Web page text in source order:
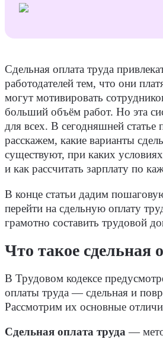
Сдельная оплата труда
работодателей тем, что они
могут мотивировать
больший объём работ. Но эта
для всех. В сегодняшней статье
расскажем, какие варианты
существуют, при каких
и как рассчитать зарплату по
В конце статьи дадим
перейти на сдельную оплату
грамотно составить трудовой
Что такое сдельная
В Трудовом кодексе
оплаты труда — сдельная и
Рассмотрим их основные
Сдельная оплата труда —